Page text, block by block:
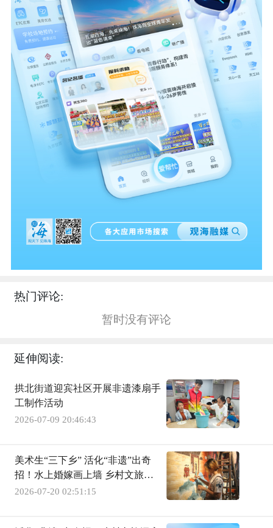
热门评论:
暂时没有评论
延伸阅读:
拱北街道迎宾社区开展非遗漆扇手
工制作活动
2026-07-09 20:46:43
美术生“三下乡” 活化“非遗”出奇
招！水上婚嫁画上墙 乡村文旅添
亮色
2026-07-20 02:51:15